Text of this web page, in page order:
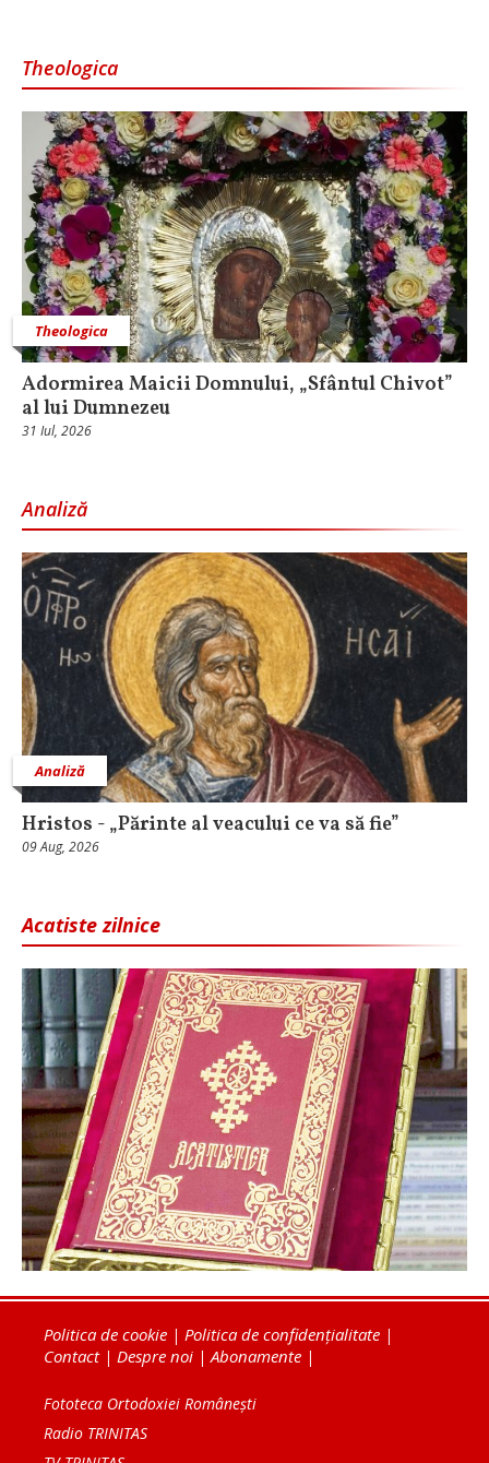
Theologica
Theologica
Adormirea Maicii Domnului, „Sfântul Chivot”
al lui Dumnezeu
31 Iul, 2026
Analiză
Analiză
Hristos - „Părinte al veacului ce va să fie”
09 Aug, 2026
Acatiste zilnice
Politica de cookie | Politica de confidențialitate |
Contact| Despre noi | Abonamente |
Fototeca Ortodoxiei Românești
Radio TRINITAS